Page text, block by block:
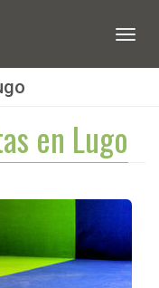
en Lugo